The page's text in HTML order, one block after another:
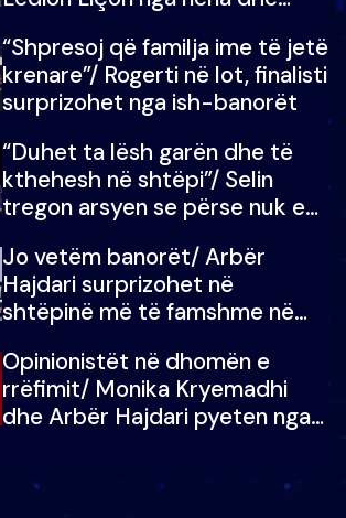
mban dot lotët: Nuk meritoj…
“Shpresoj që familja ime të jetë
krenare”/ Rogerti në lot, finalisti
surprizohet nga ish-banorët
“Duhet ta lësh garën dhe të
kthehesh në shtëpi”/ Selin
tregon arsyen se përse nuk e
çoja luftën time deri në fund
Jo vetëm banorët/ Arbër
Hajdari surprizohet në
shtëpinë më të famshme në
vajzën e tij
Opinionistët në dhomën e
rrëfimit/ Monika Kryemadhi
dhe Arbër Hajdari pyeten nga